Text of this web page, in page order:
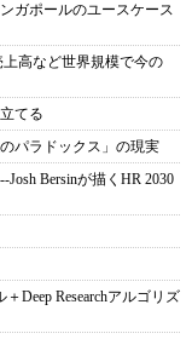
ガポールのユースケース
高など世界規模で今の
てる
パラドックス」の現実
Bersinが描くHR 2030
Deep Researchアルゴリズ